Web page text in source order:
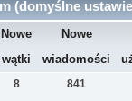
(domyślne
Nowe
wątki
Nowe
wiadomości
8 841